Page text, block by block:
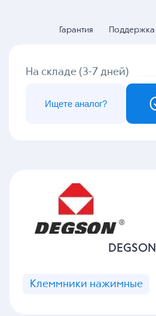
Гарантия Поддержка
На складе (3-7 дней)
Ищете аналог?
DEGSON
Клеммники нажимные